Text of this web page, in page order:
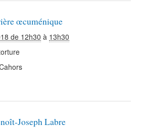
œcuménique
de 12h30 à 13h30
Joseph Labre